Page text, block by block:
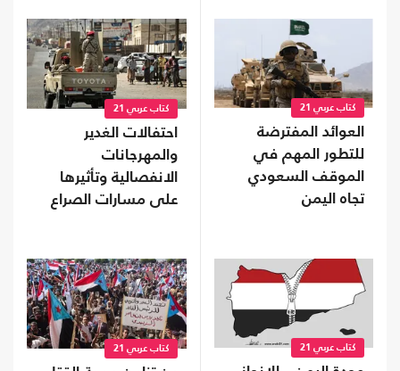
كتاب عربي 21
العوائد المفترضة
للتطور المهم في
الموقف السعودي
تجاه اليمن
كتاب عربي 21
احتفالات الغدير
والمهرجانات
الانفصالية وتأثيرها
على مسارات الصراع
كتاب عربي 21 كتاب عربي 21